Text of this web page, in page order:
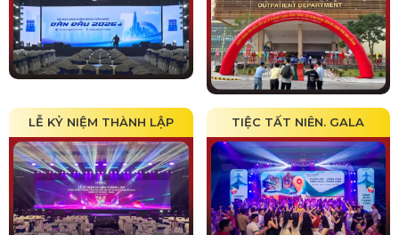
LỄ KỶ NIỆM THÀNH LẬP TIỆC TẤT NIÊN. GALA